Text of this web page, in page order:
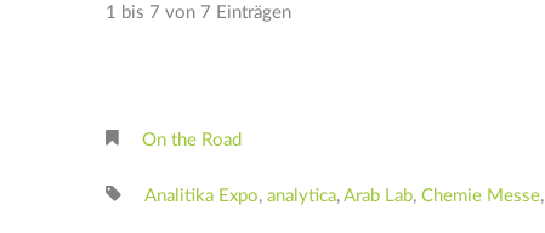
1 bis 7 von 7 Einträgen
On the Road
Analitika Expo, analytica, Arab Lab, Chemie Messe,